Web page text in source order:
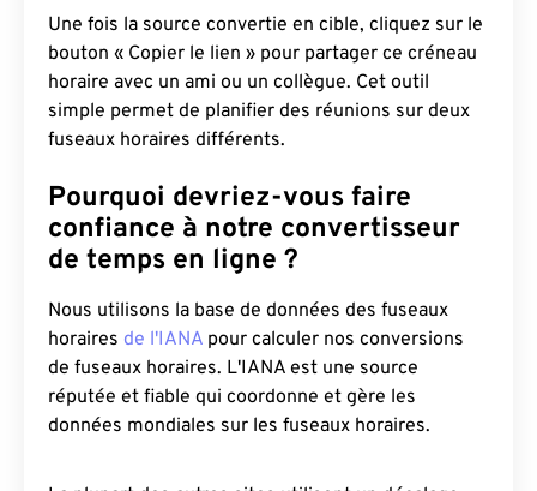
Une fois la source convertie en cible, cliquez sur le
bouton « Copier le lien » pour partager ce créneau
horaire avec un ami ou un collègue. Cet outil
simple permet de planifier des réunions sur deux
fuseaux horaires différents.
Pourquoi devriez-vous faire
confiance à notre convertisseur
de temps en ligne ?
Nous utilisons la base de données des fuseaux
horaires de l'IANA pour calculer nos conversions
de fuseaux horaires. L'IANA est une source
réputée et fiable qui coordonne et gère les
données mondiales sur les fuseaux horaires.